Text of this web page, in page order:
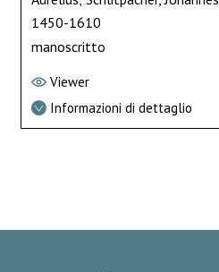
1450-1610
manoscritto
Viewer
Informazioni di dettaglio